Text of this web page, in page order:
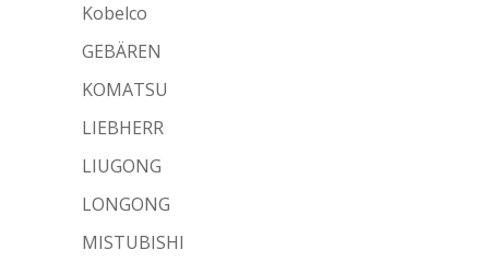
Kobelco
GEBÄREN
KOMATSU
LIEBHERR
LIUGONG
LONGONG
MISTUBISHI